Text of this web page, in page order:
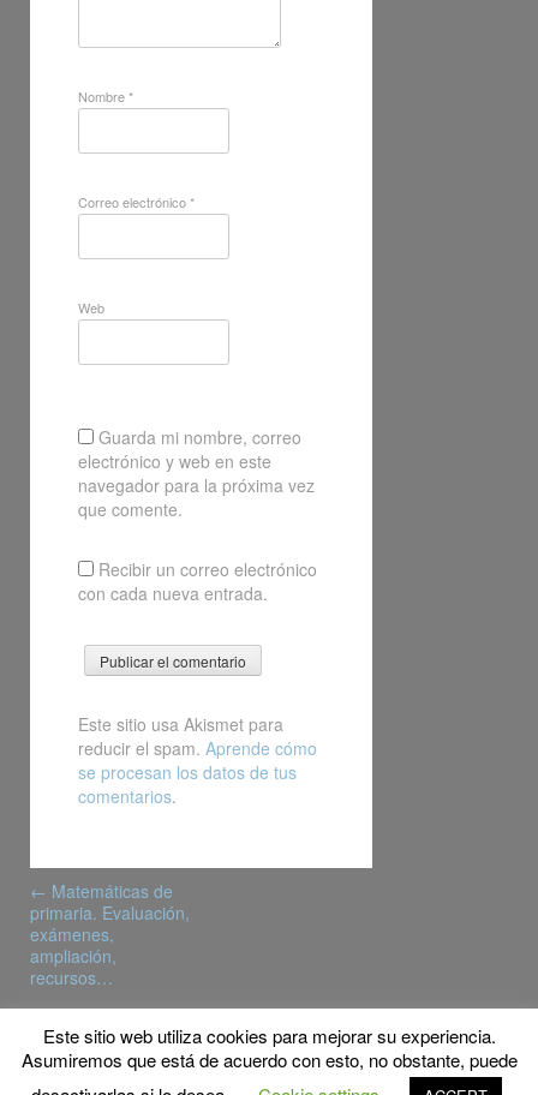
Nombre*
Correo electrónico*
Web
Guarda mi nombre, correo
electrónico y web en este
navegador para la próxima vez
que comente.
Recibir un correo electrónico
con cada nueva entrada.
Este sitio usa Akismet para
reducir el spam. Aprende cómo
se procesan los datos de tus
comentarios.
navigation
← Matemáticas de
primaria. Evaluación,
exámenes,
ampliación,
recursos…
© Copyright 2017 MyFPschool
Proudly powered by WordPress
Theme: Gridster by
Este sitio web utiliza cookies para mejorar su experiencia.
Asumiremos que está de acuerdo con esto, no obstante, puede